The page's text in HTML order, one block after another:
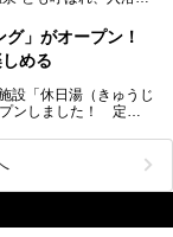
今も湯治場的な要素が
泉地の概要や泉質解説
の紹介・周辺観光・ア
」がオープン！
める
設「休日湯（きゅうじ
ンしました！ 定山
」・ラウンジの「THE
麺店」・ホテル「エク
た、まさに大人の癒し
魅力を5つのポイント